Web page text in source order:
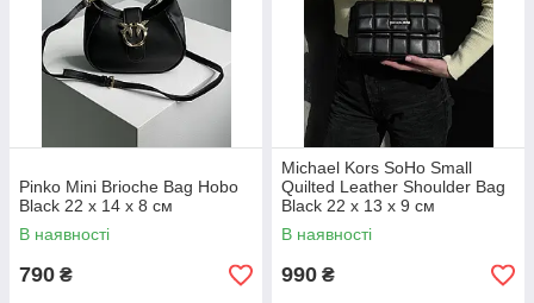
Pinko Mini Brioche Bag Hobo
Black 22 x 14 x 8 см
В наявності
790 ₴
Michael Kors SoHo Small
Quilted Leather Shoulder Bag
Black 22 х 13 х 9 см
В наявності
990 ₴